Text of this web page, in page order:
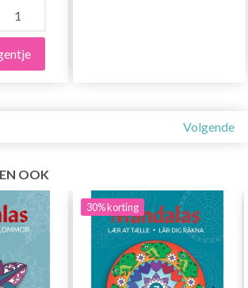
Volgende
OOK
30%korting